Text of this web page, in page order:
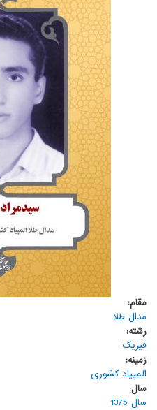
مقام:
مدال طلا
رشته:
فیزیک
زمینه:
المپیاد کشوری
سال:
سال 1375